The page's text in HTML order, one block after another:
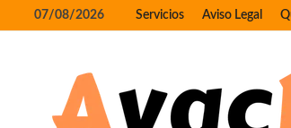
to
07/08/2026 Servicios Aviso Legal